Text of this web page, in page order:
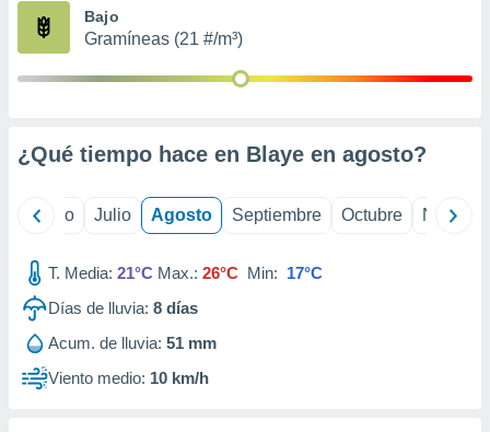
publicidad
publicidad
1199
Bajo
Gramíneas (21 #/m³)
¿Qué tiempo hace en Blaye en agosto?
Junio Julio Agosto Septiembre Octubre
T. Media: 21°C Max.: 26°C Min: 17°C
Días de lluvia: 8 días
Acum. de lluvia: 51 mm
Viento medio: 10 km/h